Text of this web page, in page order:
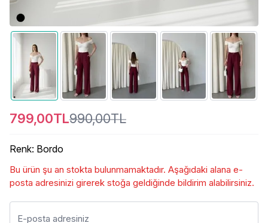
799,00TL990,00TL
Renk: Bordo
Bu ürün şu an stokta bulunmamaktadır. Aşağıdaki alana e-
posta adresinizi girerek stoğa geldiğinde bildirim alabilirsiniz.